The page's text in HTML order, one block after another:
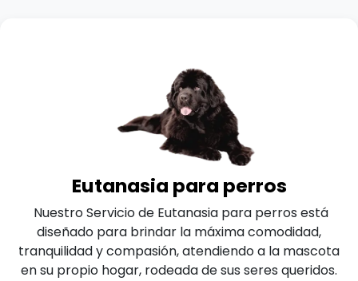
Eutanasia para perros
Nuestro Servicio de Eutanasia para perros está
diseñado para brindar la máxima comodidad,
tranquilidad y compasión, atendiendo a la mascota
en su propio hogar, rodeada de sus seres queridos.